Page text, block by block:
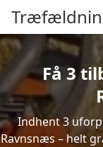
Få 3
Indhent 3
Ravnsnæs – helt